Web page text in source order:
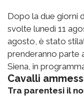
Dopo la due giorni
svolte lunedì 11
agosto, è stato
prenderanno parte
Siena, in
Cavalli
Tra parentesi il